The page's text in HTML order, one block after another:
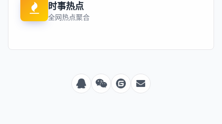
时事热点
全网热点聚合